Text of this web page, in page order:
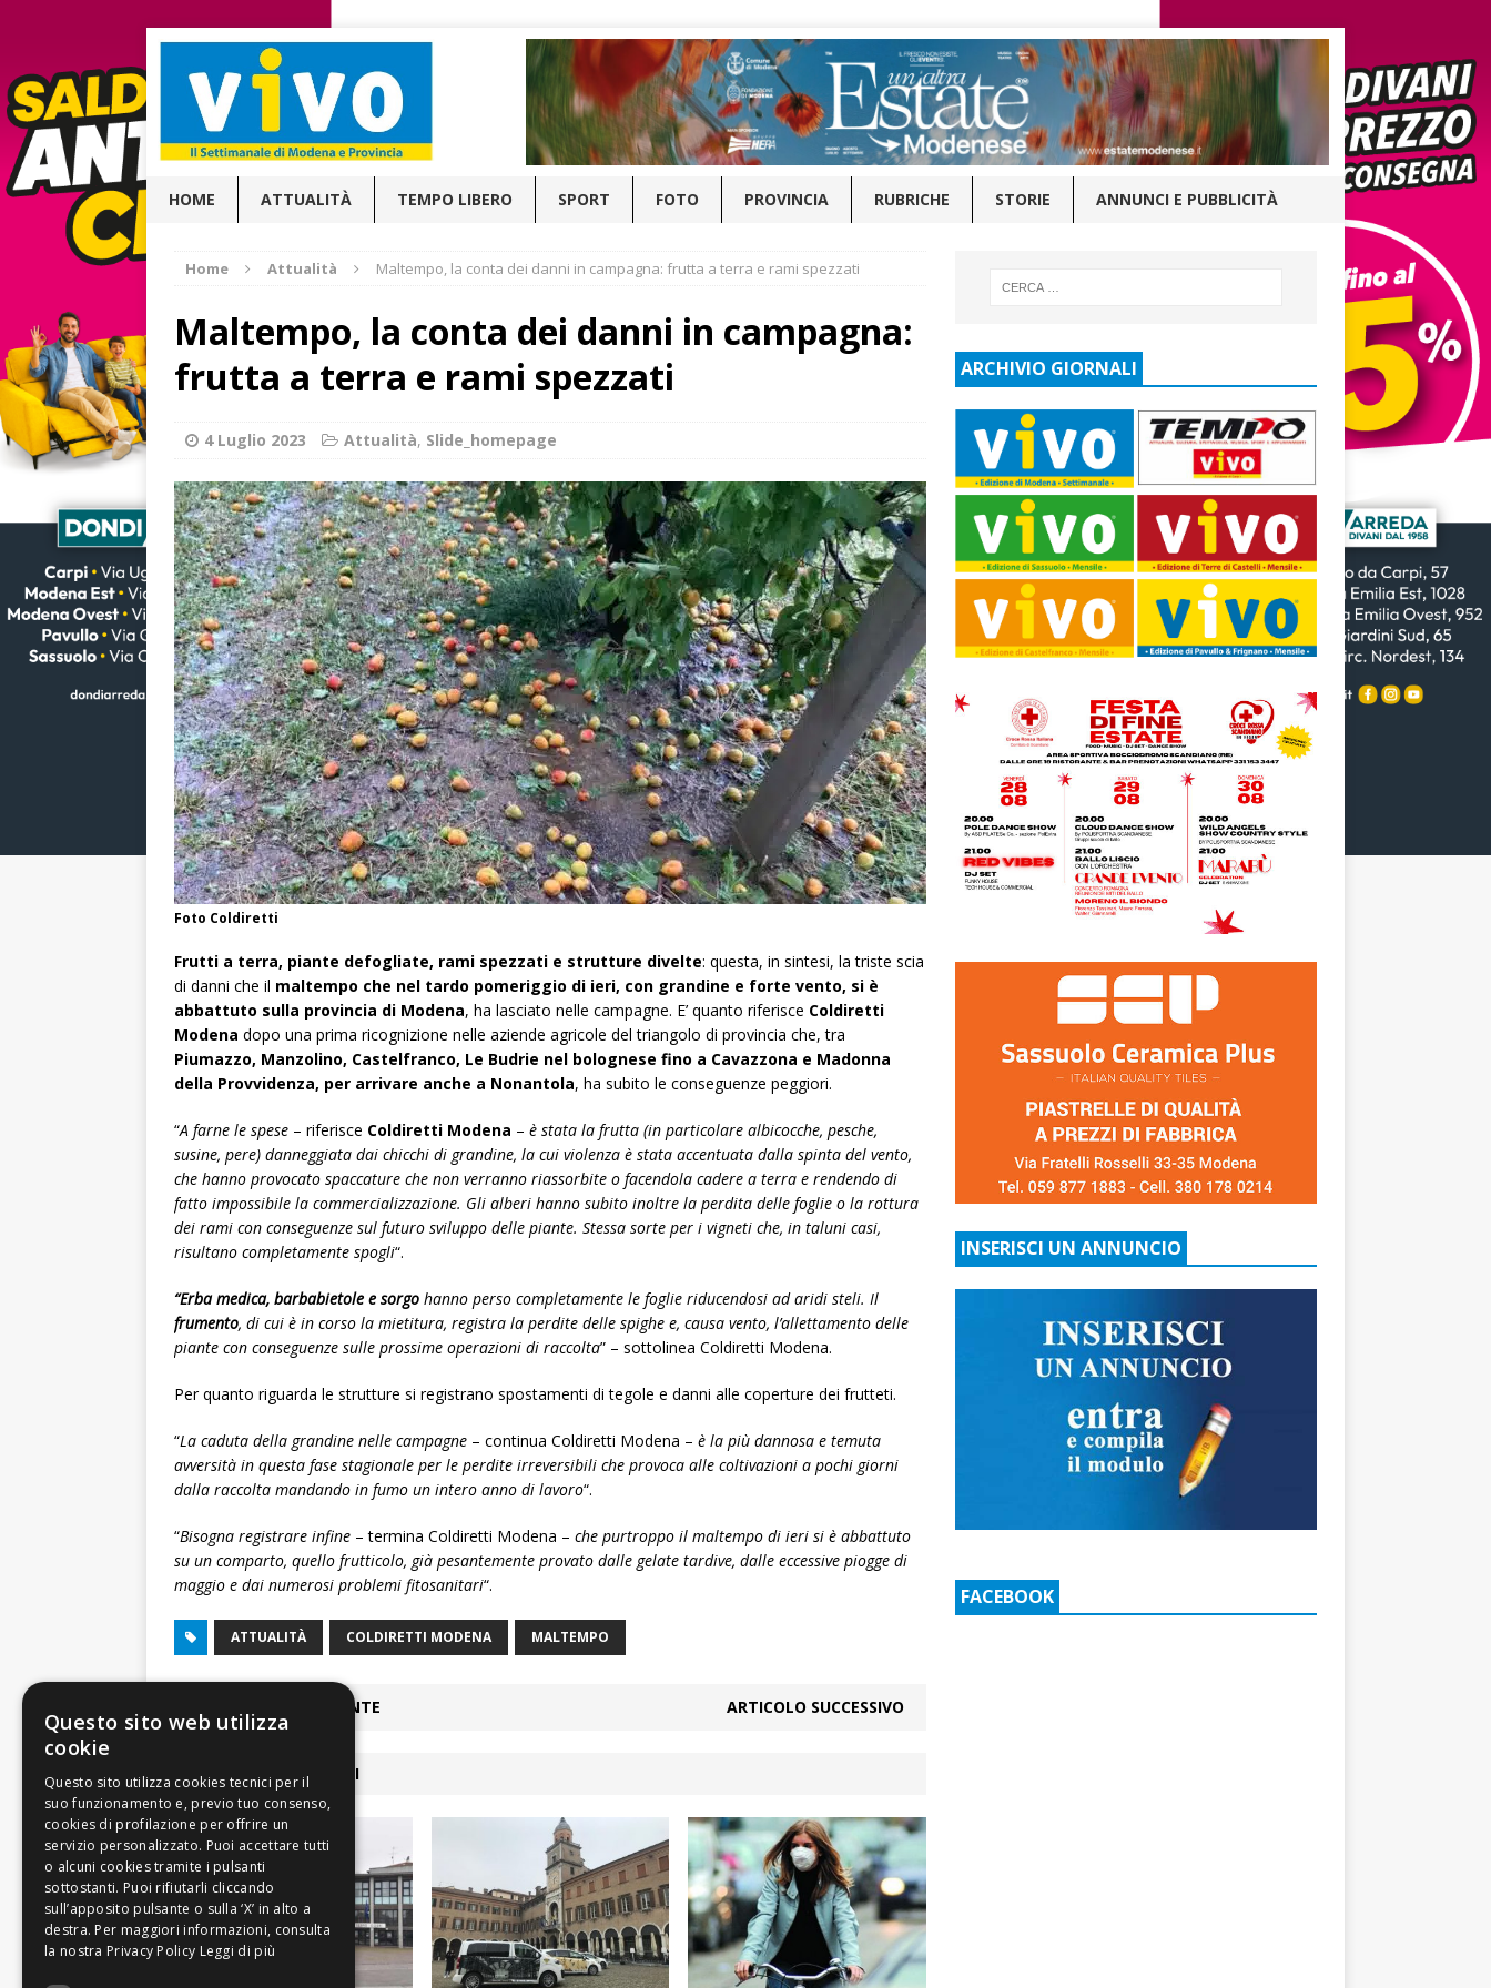
HOME ATTUALITÀ TEMPO LIBERO SPORT FOTO PROVINCIA RUBRICHE STORIE ANNUNCI E PUBBLICITÀ
Home Attualità Maltempo, la conta dei danni in campagna: frutta a terra e rami spezzati
Maltempo, la conta dei danni in campagna:
frutta a terra e rami spezzati
4 Luglio 2023 Attualità, Slide_homepage
Foto Coldiretti
Frutti a terra, piante defogliate, rami spezzati e strutture divelte: questa, in sintesi, la triste scia
di danni che il maltempo che nel tardo pomeriggio di ieri, con grandine e forte vento, si è
abbattuto sulla provincia di Modena, ha lasciato nelle campagne. E’ quanto riferisce Coldiretti
Modena dopo una prima ricognizione nelle aziende agricole del triangolo di provincia che, tra
Piumazzo, Manzolino, Castelfranco, Le Budrie nel bolognese fino a Cavazzona e Madonna
della Provvidenza, per arrivare anche a Nonantola, ha subito le conseguenze peggiori.
“A farne le spese – riferisce Coldiretti Modena – è stata la frutta (in particolare albicocche, pesche,
susine, pere) danneggiata dai chicchi di grandine, la cui violenza è stata accentuata dalla spinta del vento,
che hanno provocato spaccature che non verranno riassorbite o facendola cadere a terra e rendendo di
fatto impossibile la commercializzazione. Gli alberi hanno subito inoltre la perdita delle foglie o la rottura
dei rami con conseguenze sul futuro sviluppo delle piante. Stessa sorte per i vigneti che, in taluni casi,
risultano completamente spogli“.
“Erba medica, barbabietole e sorgo hanno perso completamente le foglie riducendosi ad aridi steli. Il
frumento, di cui è in corso la mietitura, registra la perdite delle spighe e, causa vento, l’allettamento delle
piante con conseguenze sulle prossime operazioni di raccolta” – sottolinea Coldiretti Modena.
Per quanto riguarda le strutture si registrano spostamenti di tegole e danni alle coperture dei frutteti.
“La caduta della grandine nelle campagne – continua Coldiretti Modena – è la più dannosa e temuta
avversità in questa fase stagionale per le perdite irreversibili che provoca alle coltivazioni a pochi giorni
dalla raccolta mandando in fumo un intero anno di lavoro“.
“Bisogna registrare infine – termina Coldiretti Modena – che purtroppo il maltempo di ieri si è abbattuto
su un comparto, quello frutticolo, già pesantemente provato dalle gelate tardive, dalle eccessive piogge di
maggio e dai numerosi problemi fitosanitari“.
ATTUALITÀ COLDIRETTI MODENA MALTEMPO
ARTICOLO PRECEDENTE ARTICOLO SUCCESSIVO
ARTICOLI COLLEGATI
ARCHIVIO GIORNALI
INSERISCI UN ANNUNCIO
FACEBOOK
Questo sito web utilizza
cookie
Leggi di più